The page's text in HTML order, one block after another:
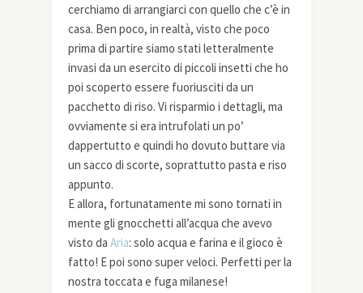
cerchiamo di arrangiarci con quello che c’è in
casa. Ben poco, in realtà, visto che poco
prima di partire siamo stati letteralmente
invasi da un esercito di piccoli insetti che ho
poi scoperto essere fuoriusciti da un
pacchetto di riso. Vi risparmio i dettagli, ma
ovviamente si era intrufolati un po’
dappertutto e quindi ho dovuto buttare via
un sacco di scorte, soprattutto pasta e riso
appunto.
E allora, fortunatamente mi sono tornati in
mente gli gnocchetti all’acqua che avevo
visto da Aria: solo acqua e farina e il gioco è
fatto! E poi sono super veloci. Perfetti per la
nostra toccata e fuga milanese!